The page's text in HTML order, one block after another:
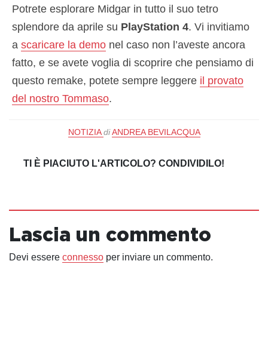
Potrete esplorare Midgar in tutto il suo tetro
splendore da aprile su PlayStation 4. Vi invitiamo
a scaricare la demo nel caso non l’aveste ancora
fatto, e se avete voglia di scoprire che pensiamo di
questo remake, potete sempre leggere il provato
del nostro Tommaso.
NOTIZIA di ANDREA BEVILACQUA
TI È PIACIUTO L'ARTICOLO? CONDIVIDILO!
Lascia un commento
Devi essere connesso per inviare un commento.